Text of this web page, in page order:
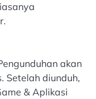
akan
Setelah diunduh,
& Aplikasi